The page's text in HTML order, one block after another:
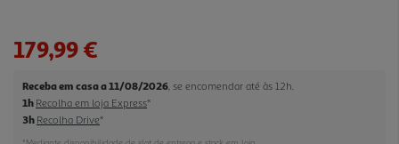
passar diferentes tecidos que possam ser
W, pressão máxima de 6,5 bar, vapor contínuo até
120 g/min e jato de vapor até 400 g, ajuda a
179,99 €
Receba em casa a 11/08/2026 , se encomendar até às 12h.
1h Recolha em loja Express*
3h Recolha Drive*